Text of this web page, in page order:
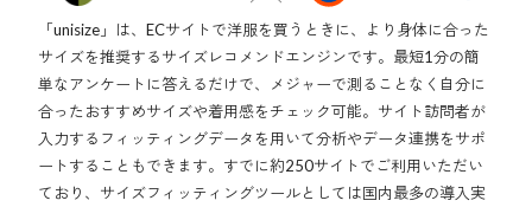
「unisize」は、ECサイトで洋服を買うときに、より身体に合った
サイズを推奨するサイズレコメンドエンジンです。最短1分の簡
単なアンケートに答えるだけで、メジャーで測ることなく自分に
合ったおすすめサイズや着用感をチェック可能。サイト訪問者が
入力するフィッティングデータを用いて分析やデータ連携をサポ
ートすることもできます。すでに約250サイトでご利用いただい
ており、サイズフィッティングツールとしては国内最多の導入実